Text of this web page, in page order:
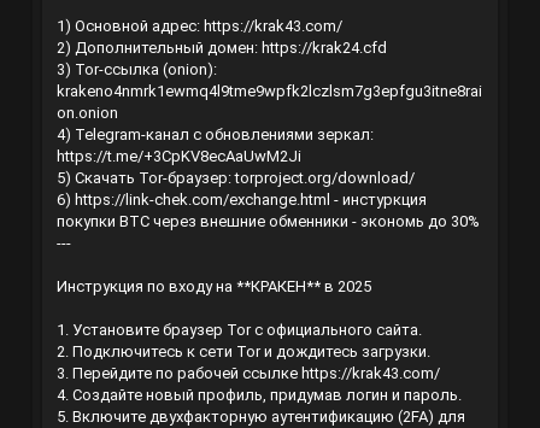
1) Основной адрес: https://krak43.com/
2) Дополнительный домен: https://krak24.cfd
3) Tor-ссылка (onion):
krakeno4nmrk1ewmq4l9tme9wpfk2lczlsm7g3epfgu3itne8rai
on.onion
4) Telegram-канал с обновлениями зеркал:
https://t.me/+3CpKV8ecAaUwM2Ji
5) Скачать Tor-браузер: torproject.org/download/
6) https://link-chek.com/exchange.html - инстуркция
покупки BTC через внешние обменники - экономь до 30%
---
Инструкция по входу на **КРАКЕН** в 2025
1. Установите браузер Tor с официального сайта.
2. Подключитесь к сети Tor и дождитесь загрузки.
3. Перейдите по рабочей ссылке https://krak43.com/
4. Создайте новый профиль, придумав логин и пароль.
5. Включите двухфакторную аутентификацию (2FA) для